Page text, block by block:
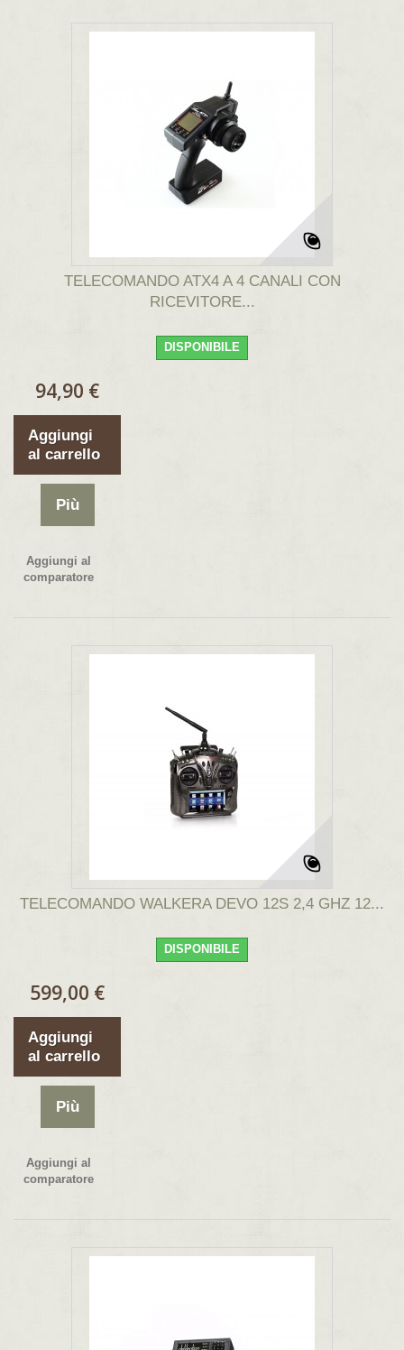
TELECOMANDO ATX4 A 4 CANALI CON
RICEVITORE...
DISPONIBILE
94,90 €
Aggiungi
al carrello
Più
Aggiungi al
comparatore
TELECOMANDO WALKERA DEVO 12S 2,4 GHZ 12...
DISPONIBILE
599,00 €
Aggiungi
al carrello
Più
Aggiungi al
comparatore